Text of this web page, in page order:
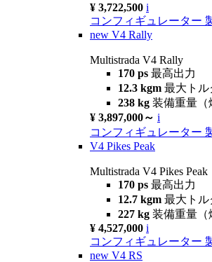
¥ 3,722,500 i
コンフィギュレーター
new V4 Rally
Multistrada V4 Rally
170 ps 最高出力
12.3 kgm 最大トル
238 kg 装備重量（
¥ 3,897,000～ i
コンフィギュレーター
V4 Pikes Peak
Multistrada V4 Pikes Peak
170 ps 最高出力
12.7 kgm 最大トル
227 kg 装備重量（
¥ 4,527,000 i
コンフィギュレーター
new V4 RS